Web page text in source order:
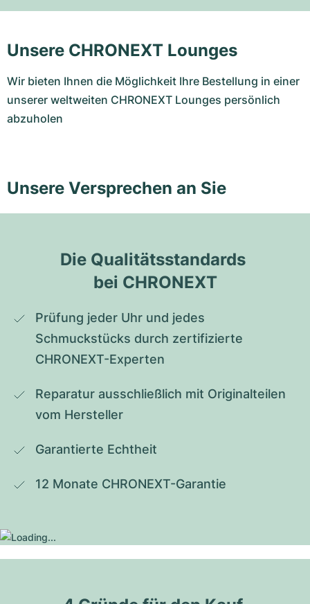
Unsere CHRONEXT Lounges
Wir bieten Ihnen die Möglichkeit Ihre Bestellung in einer
unserer weltweiten CHRONEXT Lounges persönlich
abzuholen
Unsere Versprechen an Sie
Die Qualitätsstandards
bei CHRONEXT
Prüfung jeder Uhr und jedes
Schmuckstücks durch zertifizierte
CHRONEXT-Experten
Reparatur ausschließlich mit Originalteilen
vom Hersteller
Garantierte Echtheit
12 Monate CHRONEXT-Garantie